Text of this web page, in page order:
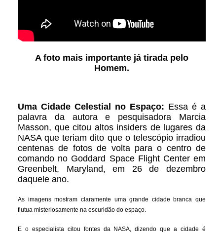
A foto mais importante já tirada pelo
Homem.
Uma Cidade Celestial no Espaço: Essa é a
palavra da autora e pesquisadora Marcia
Masson, que citou altos insiders de lugares da
NASA que teriam dito que o telescópio irradiou
centenas de fotos de volta para o centro de
comando no Goddard Space Flight Center em
Greenbelt, Maryland, em 26 de dezembro
daquele ano.
As imagens mostram claramente uma grande cidade branca que
flutua misteriosamente na escuridão do espaço.
E o especialista citou fontes da NASA, dizendo que a cidade é